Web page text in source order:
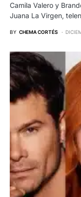
Camila Valero y
Juana La Virgen,
BY CHEMA CORTÉS